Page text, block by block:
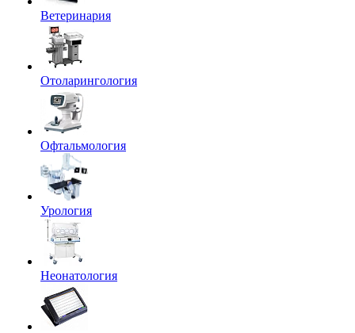
Ветеринария
Отоларингология
Офтальмология
Урология
Неонатология